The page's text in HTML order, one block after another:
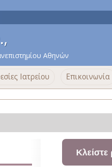
Αθηνών
Ιατρείου Επικοινωνία
Κλείστε